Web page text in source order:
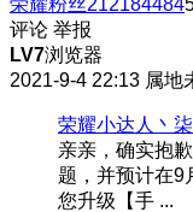
评论 举报
LV7浏览器
2021-9-4 22:13 属地
荣耀小达人丶
亲亲，确实抱
题，并预计在9
您升级【手 ...